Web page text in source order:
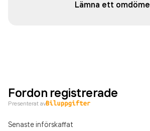
Lämna ett omdöme
Fordon registrerade
Presenterat av
Senaste införskaffat